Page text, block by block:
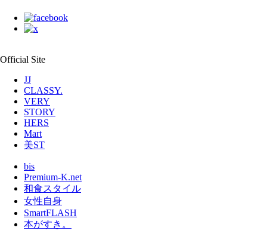
Official Site
JJ
CLASSY.
VERY
STORY
HERS
Mart
美ST
bis
Premium-K.net
和食スタイル
女性自身
SmartFLASH
本がすき。